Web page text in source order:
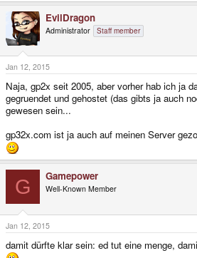
EvilDragon
Administrator Staff member
Jan 12, 2015
Naja, gp2x seit 2005, aber vorher hab ich ja
gegruendet und gehostet (das gibts ja auch
gewesen sein...
gp32x.com ist ja auch auf meinen Server
G Gamepower
Well-Known Member
Jan 12, 2015
damit dürfte klar sein: ed tut eine menge,